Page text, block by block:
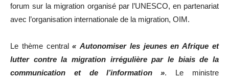
forum sur la migration organisé par l’UNESCO, en partenariat
avec l’organisation internationale de la migration, OIM.
Le thème central« Autonomiser les jeunes en Afrique et
lutter contre la migration irrégulière par le biais de la
communication et de l’information ». Le ministre